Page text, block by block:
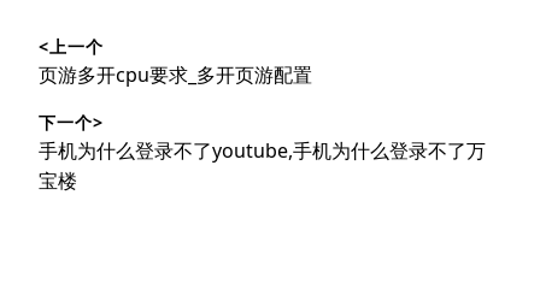
章
导
航
<上一个
上
文
章：
页游多开cpu要求_多开页游配置
下一个>
下
篇
手机为什么登录不了youtube,手机为什么登录不了万
宝楼